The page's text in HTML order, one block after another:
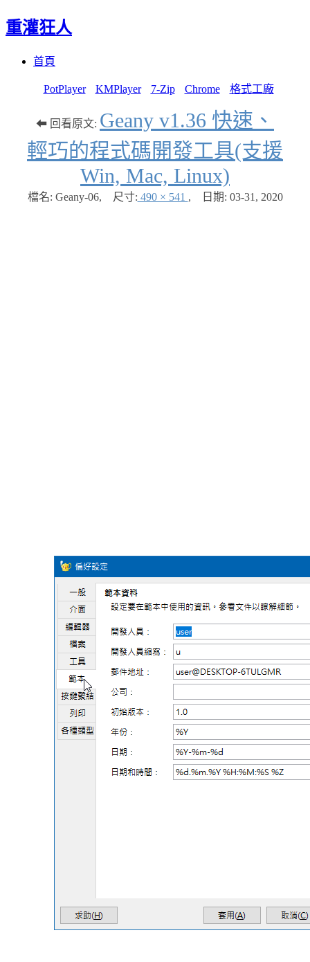
重灌狂人
首頁
PotPlayer KMPlayer 7-Zip Chrome 格式工廠
⬅ 回看原文: Geany v1.36 快速、
輕巧的程式碼開發工具(支援
Win, Mac, Linux)
檔名: Geany-06, 尺寸: 490 × 541 , 日期: 03-31, 2020